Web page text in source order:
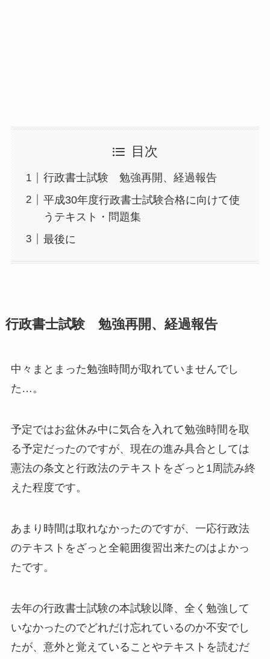
目次
行政書士試験 勉強再開、経過報告
平成30年度行政書士試験合格に向けて使
うテキスト・問題集
最後に
行政書士試験 勉強再開、経過報告
中々まとまった勉強時間が取れていませんでし
た…。
予定ではお盆休み中に気合を入れて勉強時間を取
る予定だったのですが、現在の進み具合としては
憲法の条文と行政法のテキストをざっと1周読み終
えた程度です。
あまり時間は取れなかったのですが、一応行政法
のテキストをざっと全範囲復習出来たのはよかっ
たです。
去年の行政書士試験の本試験以降、全く勉強して
いなかったのでどれだけ忘れているのか不安でし
たが、意外と覚えていることやテキストを読むだ